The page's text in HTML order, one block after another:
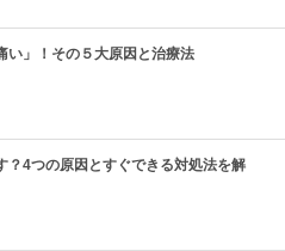
い」！その５大原因と治療法
？4つの原因とすぐできる対処法を解